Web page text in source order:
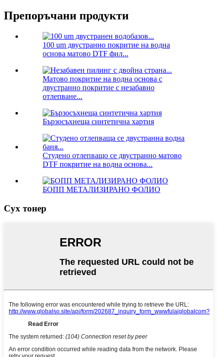
Препоръчани продукти
100 um двустранно покритие на водна
основа матово DTF фил...
Матово покритие на водна основа с
двустранно покритие с незабавно
отлепване...
Бързосъхнеща синтетична хартия
Студено отлепващо се двустранно матово
DTF покритие на водна основа...
БОПП МЕТАЛИЗИРАНО ФОЛИО
Сух тонер